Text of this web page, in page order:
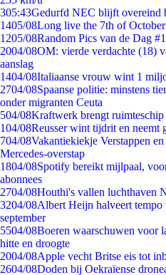
305:43Gedurfd NEC blijft overeind
1405/08Long live the 7th of October
1205/08Random Pics van de Dag
2004/08OM: vierde verdachte (18)
aanslag
1404/08Italiaanse vrouw wint 1
2704/08Spaanse politie: minstens
onder migranten Ceuta
504/08Kraftwerk brengt
104/08Reusser wint tijdrit en neemt
704/08Vakantiekiekje Verstappen
Mercedes-overstap
1804/08Spotify bereikt mijlpaal,
abonnees
2704/08Houthi's vallen luchthaven
3204/08Albert Heijn halveert tempo
september
5504/08Boeren waarschuwen voor
hitte en droogte
2004/08Apple vecht Britse eis tot
2604/08Doden bij Oekraïense